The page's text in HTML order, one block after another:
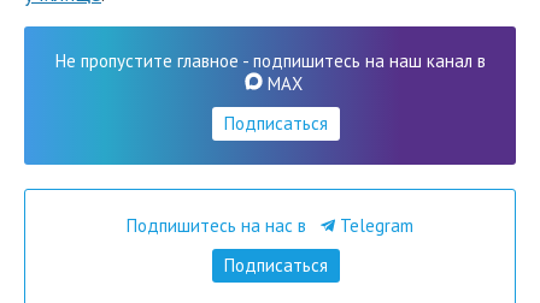
Не пропустите главное - подпишитесь на наш канал в
MAX
Подписаться
Подпишитесь на нас в
Telegram
Подписаться